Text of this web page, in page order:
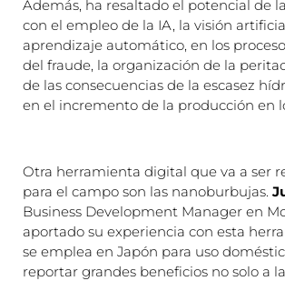
Además, ha resaltado el potencial de
con el empleo de la IA, la visión
aprendizaje automático, en los
del fraude, la organización de la
de las consecuencias de la escasez
en el incremento de la producción en
Otra herramienta digital que va a ser
para el campo son las nanoburbujas.
Business Development Manager en
aportado su experiencia con esta
se emplea en Japón para uso
reportar grandes beneficios no solo a